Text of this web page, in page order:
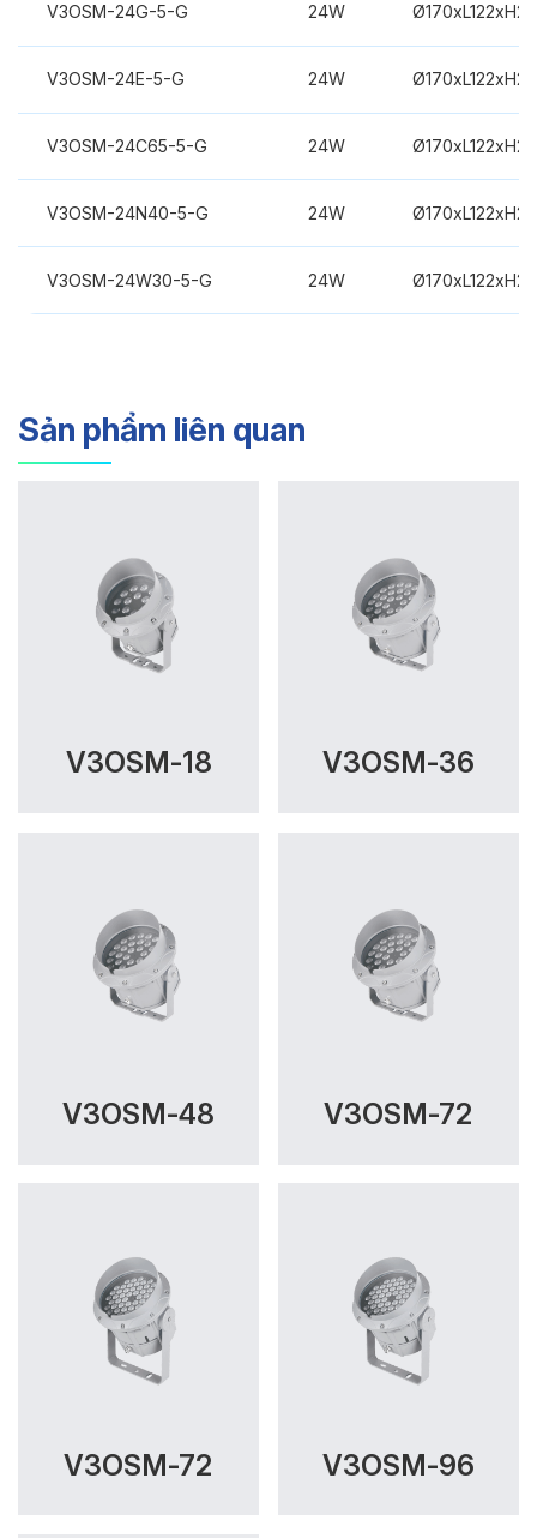
V3OSM-24G-5-G 24W
V3OSM-24E-5-G 24W
V3OSM-24C65-5-G 24W
V3OSM-24N40-5-G 24W
V3OSM-24W30-5-G 24W
Sản phẩm liên quan
V3OSM-18 V3OSM-36
V3OSM-48 V3OSM-72
V3OSM-72 V3OSM-96